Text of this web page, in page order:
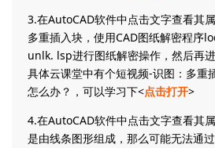
3.在AutoCAD软件中点击文字查看其
多重插入块，使用CAD图纸解密程序
unlk. lsp进行图纸解密操作，然后再进
具体云课堂中有个短视频-识图：多重
怎么办？，可以学习下<点击打开>
4.在AutoCAD软件中点击文字查看其
是由线条图形组成，那么可能无法通